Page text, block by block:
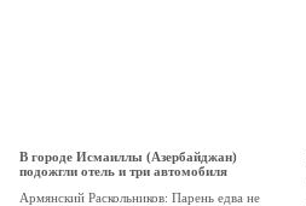
В городе Исмаиллы (Азербайджан)
подожгли отель и три автомобиля
Армянский Раскольников: Парень едва не